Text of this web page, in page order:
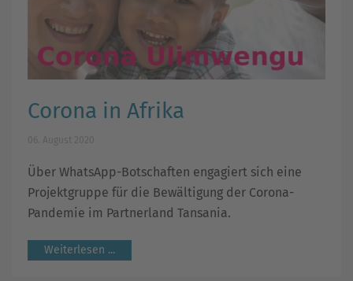
Corona in Afrika
Über WhatsApp-Botschaften engagiert sich eine
Projektgruppe für die Bewältigung der Corona-
Pandemie im Partnerland Tansania.
Weiterlesen ...